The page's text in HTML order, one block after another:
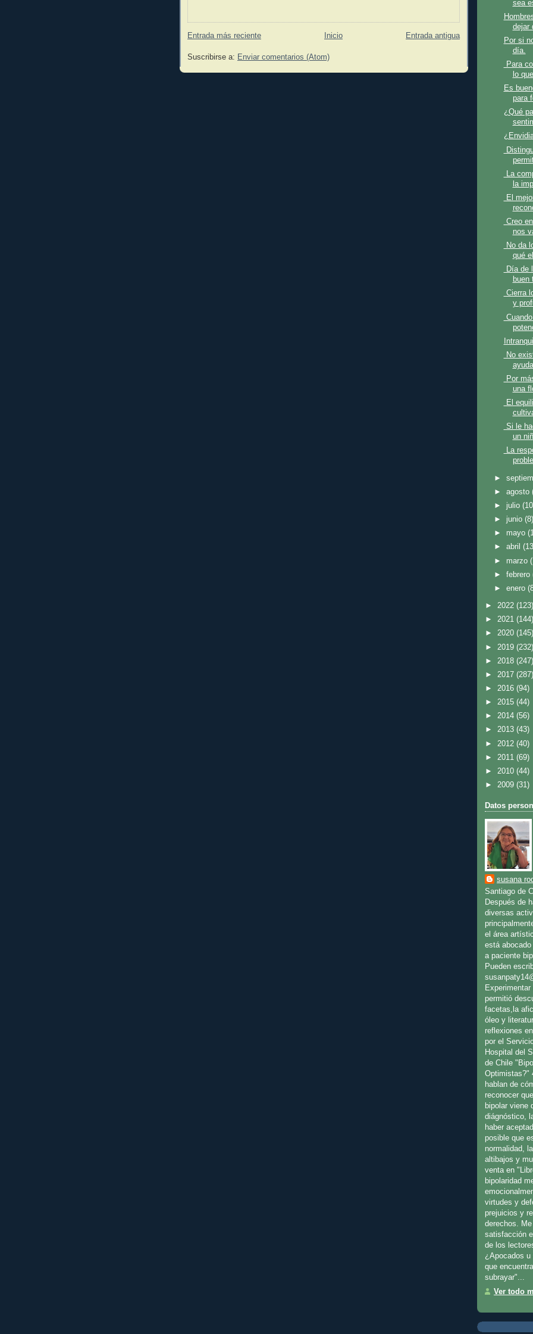
Entrada más reciente Entrada antigua
Inicio
Suscribirse a: Enviar comentarios (Atom)
sea
dejar
Por si
día.
Para
lo
Es
para
¿Qué
La
la
El
Creo
nos
No da
qué
Día de
buen
Cierra
y
No
Por
una
El
Si le
un
La
►
►agosto
► julio
► junio(8)
► mayo
►abril
► marzo
►febrero
►enero
► 2022 (123)
► 2021 (144)
► 2020 (145)
► 2019 (232)
► 2018 (247)
► 2017 (287)
► 2016 (94)
► 2015 (44)
► 2014 (56)
► 2013 (43)
► 2012 (40)
► 2011 (69)
► 2010 (44)
► 2009 (31)
Datos
susana
Santiago de
Después de
diversas
el área
está
a paciente
Pueden
Experimentar
permitió
facetas,la
óleo y
reflexiones
por el
Hospital del
de Chile
Optimistas?"
hablan de
reconocer
bipolar viene
diágnóstico,
haber
posible que
normalidad,
altibajos y
venta en
bipolaridad
virtudes y
prejuicios y
derechos.
satisfacción
de los
¿Apocados
que
subrayar"...
Ver todo